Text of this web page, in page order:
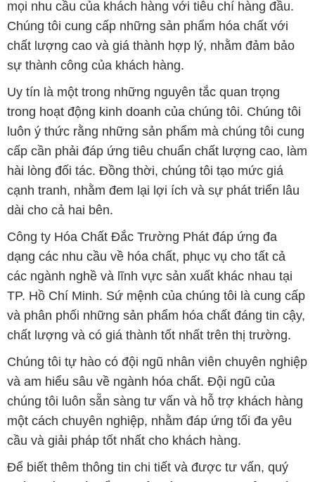
mọi nhu cầu của khách hàng với tiêu chí hàng đầu.
Chúng tôi cung cấp những sản phẩm hóa chất với
chất lượng cao và giá thành hợp lý, nhằm đảm bảo
sự thành công của khách hàng.
Uy tín là một trong những nguyên tắc quan trọng
trong hoạt động kinh doanh của chúng tôi. Chúng tôi
luôn ý thức rằng những sản phẩm mà chúng tôi cung
cấp cần phải đáp ứng tiêu chuẩn chất lượng cao, làm
hài lòng đối tác. Đồng thời, chúng tôi tạo mức giá
cạnh tranh, nhằm đem lại lợi ích và sự phát triển lâu
dài cho cả hai bên.
Công ty Hóa Chất Đắc Trường Phát đáp ứng đa
dạng các nhu cầu về hóa chất, phục vụ cho tất cả
các ngành nghề và lĩnh vực sản xuất khác nhau tại
TP. Hồ Chí Minh. Sứ mệnh của chúng tôi là cung cấp
và phân phối những sản phẩm hóa chất đáng tin cậy,
chất lượng và có giá thành tốt nhất trên thị trường.
Chúng tôi tự hào có đội ngũ nhân viên chuyên nghiệp
và am hiểu sâu về ngành hóa chất. Đội ngũ của
chúng tôi luôn sẵn sàng tư vấn và hỗ trợ khách hàng
một cách chuyên nghiệp, nhằm đáp ứng tối đa yêu
cầu và giải pháp tốt nhất cho khách hàng.
Để biết thêm thông tin chi tiết và được tư vấn, quý